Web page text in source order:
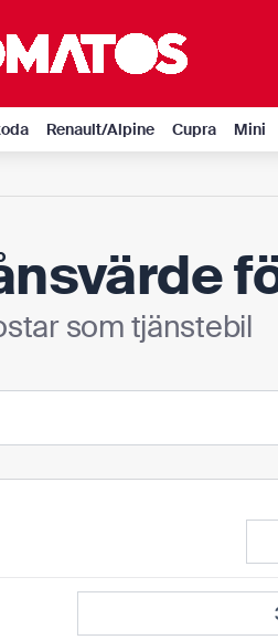
Renault/Alpine Cupra Mini
som tjänstebil